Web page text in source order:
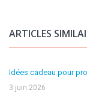
ARTICLES
Idées cadeau pour
3 juin 2026